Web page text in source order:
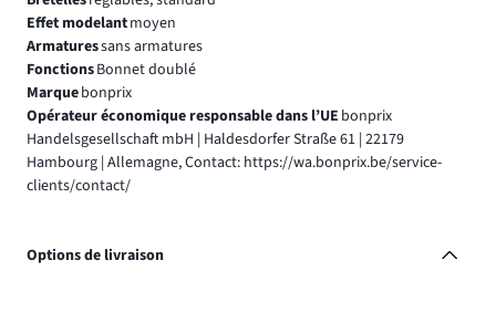
Effet modelantmoyen
Armaturessans armatures
FonctionsBonnet doublé
Marquebonprix
Opérateur économique responsable dans l’UE bonprix
Handelsgesellschaft mbH | Haldesdorfer Straße 61 | 22179
Hambourg | Allemagne, Contact: https://wa.bonprix.be/service-
clients/contact/
Options de livraison